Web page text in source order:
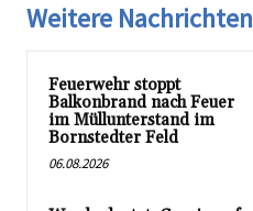
Weitere Nachrichten
Feuerwehr stoppt
Balkonbrand nach Feuer
im Müllunterstand im
Bornstedter Feld
06.08.2026